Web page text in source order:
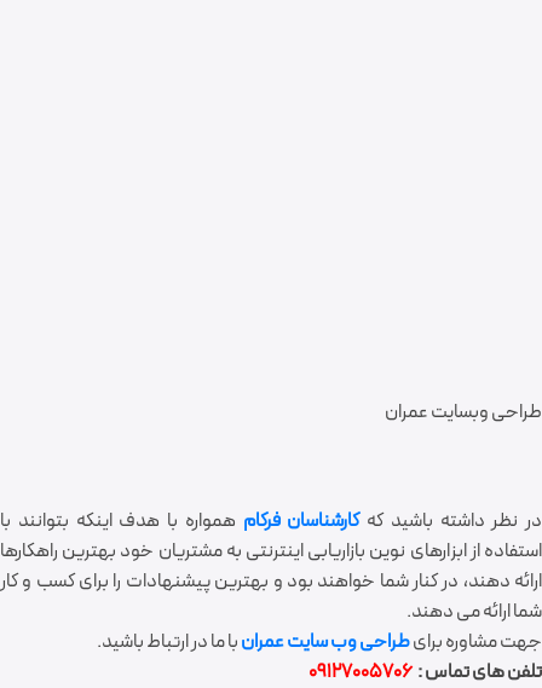
طراحی وبسایت عمران
در نظر داشته باشید کهکارشناسان فرکام همواره با هدف اینکه بتوانند با
استفاده از ابزارهای نوین بازاریابی اینترنتی به مشتریان خود بهترین راهکارها
ارائه دهند، در کنار شما خواهند بود و بهترین پیشنهادات را برای کسب و کار
شما ارائه می دهند.
جهت مشاوره برایطراحی وب سایت عمرانبا ما در ارتباط باشید.
تلفن های تماس :09127005706